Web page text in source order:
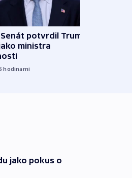
potvrdil Trumpova
ministra
hodinami
jako pokus o